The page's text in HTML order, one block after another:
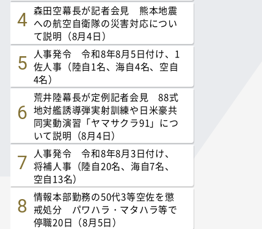
森田空幕長が記者会見 熊本地震
への航空自衛隊の災害対応につい
て説明（8月4日）
人事発令 令和8年8月5日付け、1
佐人事（陸自1名、海自4名、空自
4名）
荒井陸幕長が定例記者会見 88式
地対艦誘導弾実射訓練や日米豪共
同実動演習「ヤマサクラ91」につ
いて説明（8月4日）
人事発令 令和8年8月3日付け、
将補人事（陸自20名、海自7名、
空自13名）
情報本部勤務の50代3等空佐を懲
戒処分 パワハラ・マタハラ等で
停職20日（8月5日）